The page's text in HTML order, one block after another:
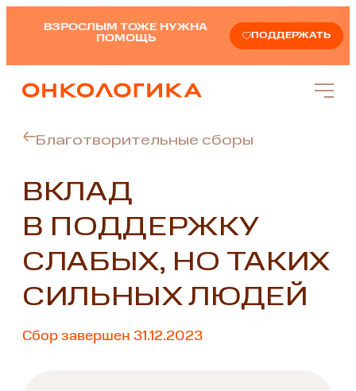
ВЗРОСЛЫМ ТОЖЕ НУЖНА
ПОМОЩЬ
ПОДДЕРЖАТЬ
Благотворительные сборы
ВКЛАД
В ПОДДЕРЖКУ
СЛАБЫХ, НО ТАКИХ
СИЛЬНЫХ ЛЮДЕЙ
Сбор завершен 31.12.2023